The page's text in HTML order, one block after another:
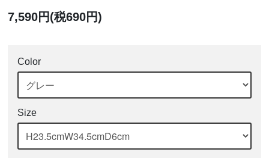
7,590円(税690円)
Color
Size